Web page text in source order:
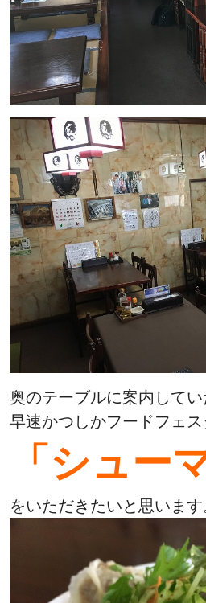
奥のテーブルに案内してい
早速かつしかフードフェ
「シュー
をいただきたいと思います